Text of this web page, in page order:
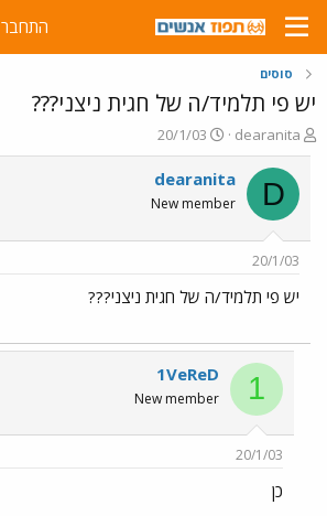
התחבר
סוסים
יש פי תלמיד/ה של חגית ניצני???
פ
ו
ת
ח
ה
ש
א
dearanita
פ
ו
ר
ם
ר
20/1/03
D
dearanita
New member
20/1/03
יש פי תלמיד/ה של חגית ניצני???
1
1VeReD
New member
20/1/03
כן